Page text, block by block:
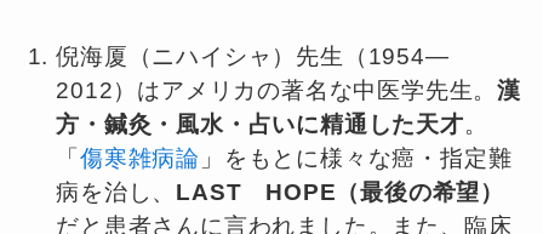
倪海厦（ニハイシャ）先生（1954—
2012）はアメリカの著名な中医学先生。漢
方・鍼灸・風水・占いに精通した天才。
「 傷寒雑病論 」をもとに様々な癌・指定難
病を治し、 LAST HOPE（最後の希望）
だと患者さんに言われました。また、臨床